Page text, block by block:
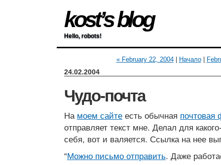
kost’s blog
Hello, robots!
« February 22, 2004| Начало|
24.02.2004
Чудо-почта
На моем сайте есть обычная почтовая
отправляет текст мне. Делал для
себя, вот и валяется. Ссылка на нее
“Можно письмо отправить. Даже